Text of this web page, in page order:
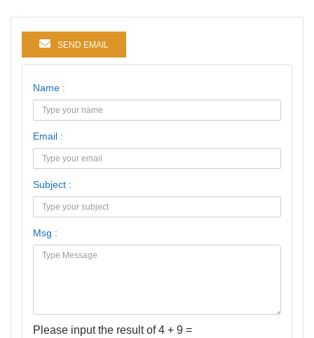
SEND EMAIL
Name :
Email :
Subject :
Msg :
Please input the result of 4 + 9 =